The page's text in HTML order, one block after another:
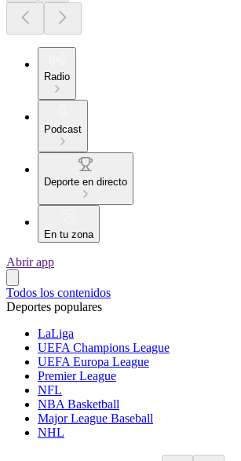
Radio
Podcast
Deporte en directo
En tu zona
Abrir app
Todos los contenidos
Deportes populares
LaLiga
UEFA Champions League
UEFA Europa League
Premier League
NFL
NBA Basketball
Major League Baseball
NHL